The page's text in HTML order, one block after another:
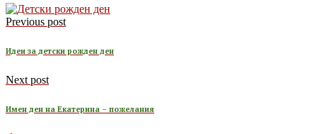
Previous post
Идеи за детски рожден ден
Next post
Имен ден на Екатерина – пожелания